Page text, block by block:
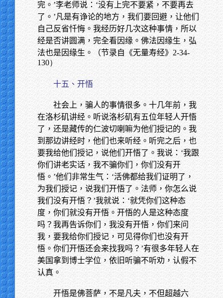
完。’李老师说：‘没有上完不要紧，不要再去
了。’凡是有诤论的地方，我们要回避，让他们
自己反省忏悔。我经历好几次这种事情，所以
经是否讲圆满，完全看因缘。佛法因缘生，弘
法也是因缘生。（节录自《无量寿经》 2-34-
130）
十五、开悟
社会上，骗人的事情很多。十几年前，我
在洛杉矶讲经。听说洛杉矶有五位年轻人开悟
了，还是藏传的仁波切喇嘛为他们授记的。我
到那边讲经时，他们也来听经。听完之后，也
要我给他们授记，说他们开悟了。我说：‘我跟
你们讲老实话，我不骗你们，你们没有开
悟。’他们非常生气：‘活佛都给我们证明了，
为我们授记，说我们开悟了。法师，你怎么说
我们没有开悟？’我就说：‘就凭你们这种态
度，你们就没有开悟。开悟的人是这种态度
吗？我再告诉你们，我没有开悟，你们来问
我，要我给你们授记，可见得你们也没有开
悟。你们开悟还会来找我吗？’有很多年轻人在
美国拿到博士学位，依旧听骗不听劝，认假不
认真。
开悟是佛菩萨，不是凡夫，不但超越六